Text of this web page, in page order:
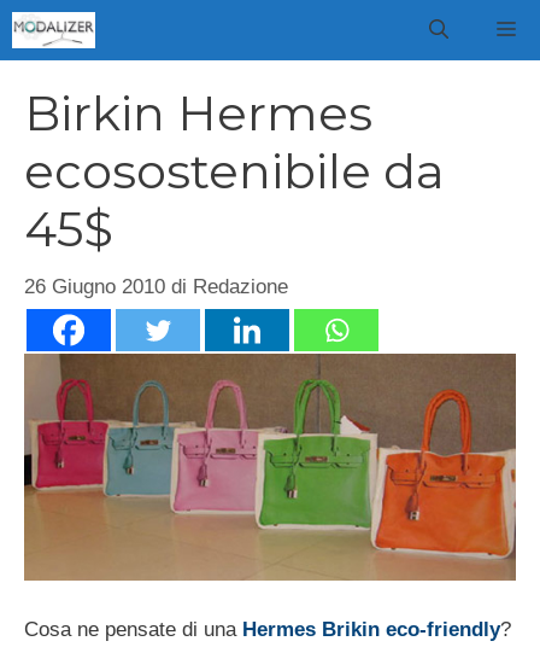
Vai
al
Birkin Hermes
ecosostenibile da
45$
26 Giugno 2010 di Redazione
Cosa ne pensate di una Hermes Brikin eco-friendly?